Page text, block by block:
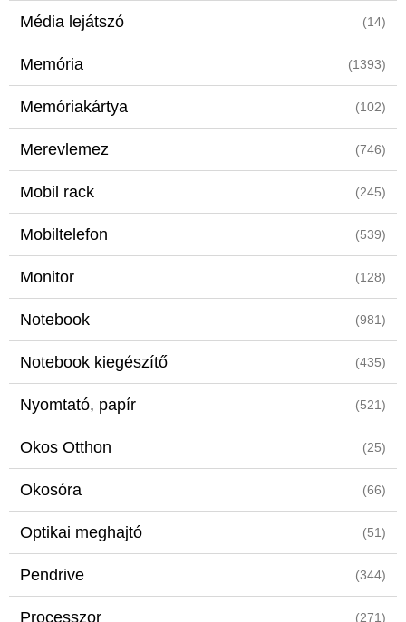
Média lejátszó (14)
Memória (1393)
Memóriakártya (102)
Merevlemez (746)
Mobil rack (245)
Mobiltelefon (539)
Monitor (128)
Notebook (981)
Notebook kiegészítő (435)
Nyomtató, papír (521)
Okos Otthon (25)
Okosóra (66)
Optikai meghajtó (51)
Pendrive (344)
Processzor (271)